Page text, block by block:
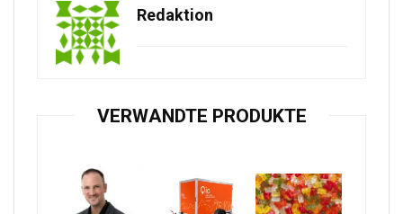
Redaktion
VERWANDTE PRODUKTE